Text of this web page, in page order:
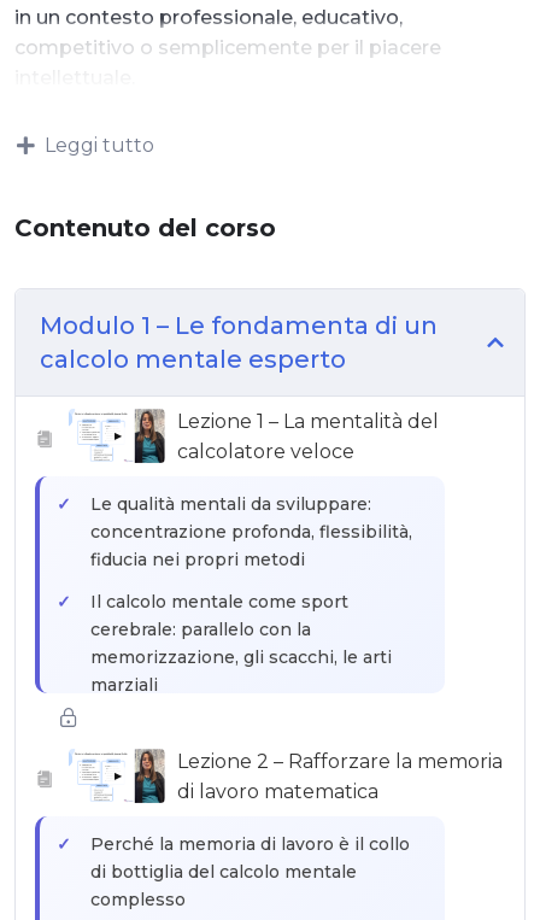
in un contesto professionale, educativo,
competitivo o semplicemente per il piacere
Leggi tutto
Contenuto del corso
Modulo 1 – Le fondamenta di un
calcolo mentale esperto
▶
Lezione 1 – La mentalità del
calcolatore veloce
Le qualità mentali da sviluppare:
concentrazione profonda, flessibilità,
fiducia nei propri metodi
Il calcolo mentale come sport
cerebrale: parallelo con la
memorizzazione, gli scacchi, le arti
marziali
Benjamin, Alexis Lemaire, Scott
Flansburg — ciò che possiamo
imparare
La differenza tra calcolo rapido e
calcolo esatto: scegliere il proprio
metodo in base al contesto
▶
Lezione 2 – Rafforzare la memoria
di lavoro matematica
Perché la memoria di lavoro è il collo
di bottiglia del calcolo mentale
complesso